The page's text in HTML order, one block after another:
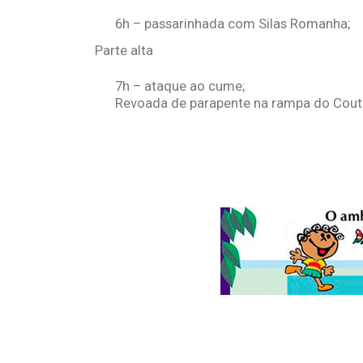
6h – passarinhada com Silas Romanha;
Parte alta
7h – ataque ao cume;
Revoada de parapente na rampa do